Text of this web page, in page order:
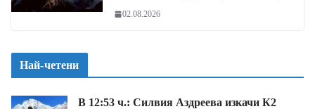
02.08.2026
Най-четени
В 12:53 ч.: Силвия Аздреева изкачи К2